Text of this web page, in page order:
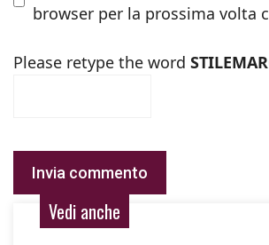
browser per la prossima volta
Please retype the word
Vedi anche